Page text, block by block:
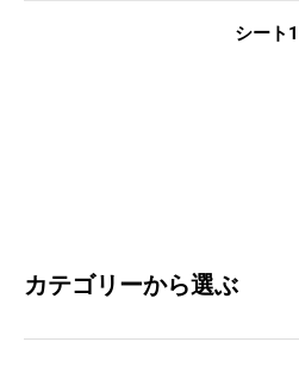
シート1
カテゴリーから選ぶ